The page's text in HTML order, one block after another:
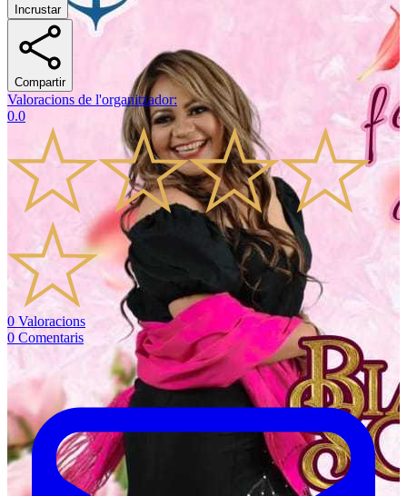
Incrustar
Compartir
Valoracions de l'organitzador:
0.0
0 Valoracions
0 Comentaris